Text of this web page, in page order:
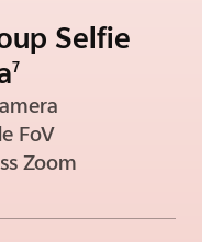
Selfie
7
FoV
Zoom